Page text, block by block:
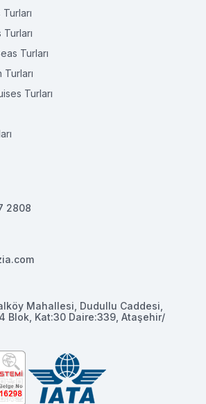
Turları
Turları
2808
Mahallesi, Dudullu Caddesi,
Blok, Kat:30 Daire:339, Ataşehir/